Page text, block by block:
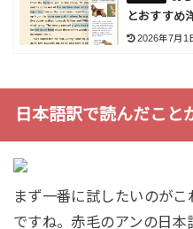
とおすすめ
2026年7月1
日本語訳で読んだこと
まず一番に試したいのが
ですね。赤毛のアンの日